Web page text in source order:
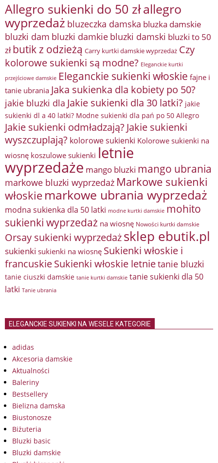
Allegro sukienki do 50 złallegro
wyprzedaż bluzeczka damska bluzka damskie
bluzki dam bluzki damkie bluzki damski bluzki to 50
zł butik z odzieżą Carry kurtki damskie wyprzedaż Czy
kolorowe sukienki są modne? Eleganckie kurtki
przejściowe damskie Eleganckie sukienki włoskie fajne i
tanie ubrania Jaka sukienka dla kobiety po 50?
jakie bluzki dla Jakie sukienki dla 30 latki? jakie
sukienki dl a 40 latki? Modne sukienki dla pań po 50 Allegro
Jakie sukienki odmładzają? Jakie sukienki
wyszczuplają? kolorowe sukienki Kolorowe sukienki na
wiosnę koszulowe sukienki letnie
wyprzedaże mango bluzki mango ubrania
markowe bluzki wyprzedaż Markowe sukienki
włoskie markowe ubrania wyprzedaż
modna sukienka dla 50 latki modne kurtki damskie mohito
sukienki wyprzedaż na wiosnę Nowości kurtki damskie
Orsay sukienki wyprzedażsklep ebutik.pl
sukienki sukienki na wiosnę Sukienki włoskie i
francuskieSukienki włoskie letnietanie bluzki
tanie ciuszki damskie tanie kurtki damskie tanie sukienki dla 50
latki Tanie ubrania
ELEGANCKIE SUKIENKI NA WESELE KATEGORIE
adidas
Akcesoria damskie
Aktualności
Baleriny
Bestsellery
Bielizna damska
Biustonosze
Biżuteria
Bluzki basic
Bluzki damskie